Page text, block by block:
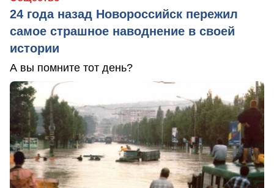
24 года назад Новороссийск пережил
самое страшное наводнение в своей
истории
А вы помните тот день?